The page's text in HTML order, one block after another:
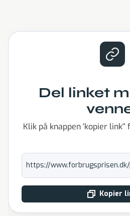
Del linket
Klik på knappen 'kopier
https://www.forbrugsprisen.dk/
Kopier